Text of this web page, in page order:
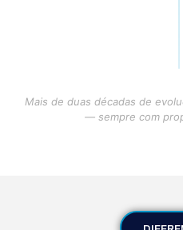
Mais de duas décadas de
— sempre com